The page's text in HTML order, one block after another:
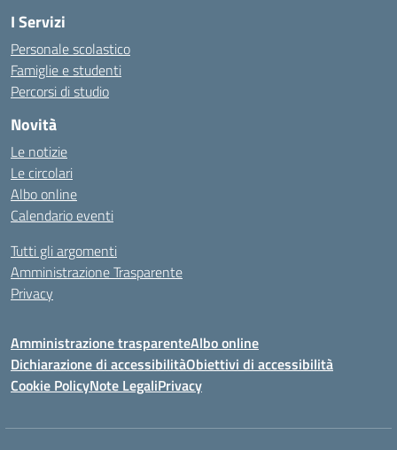
I Servizi
Personale scolastico
Famiglie e studenti
Percorsi di studio
Novità
Le notizie
Le circolari
Albo online
Calendario eventi
Tutti gli argomenti
Amministrazione Trasparente
Privacy
Amministrazione trasparenteAlbo online
Dichiarazione di accessibilitàObiettivi di accessibilità
Cookie PolicyNote LegaliPrivacy